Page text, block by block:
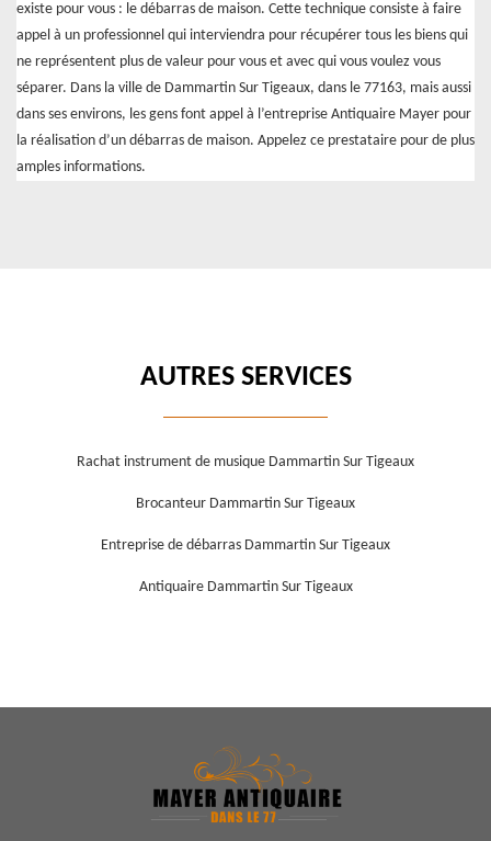
existe pour vous : le débarras de maison. Cette technique consiste à faire
appel à un professionnel qui interviendra pour récupérer tous les biens qui
ne représentent plus de valeur pour vous et avec qui vous voulez vous
séparer. Dans la ville de Dammartin Sur Tigeaux, dans le 77163, mais aussi
dans ses environs, les gens font appel à l’entreprise Antiquaire Mayer pour
la réalisation d’un débarras de maison. Appelez ce prestataire pour de plus
amples informations.
AUTRES SERVICES
Rachat instrument de musique Dammartin Sur Tigeaux
Brocanteur Dammartin Sur Tigeaux
Entreprise de débarras Dammartin Sur Tigeaux
Antiquaire Dammartin Sur Tigeaux